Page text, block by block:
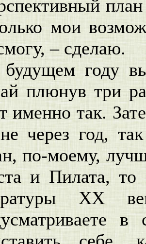
мои
– сделаю.
году
плюнув три
именно так.
через год,
по-моему,
и Пилата, то
ХХ